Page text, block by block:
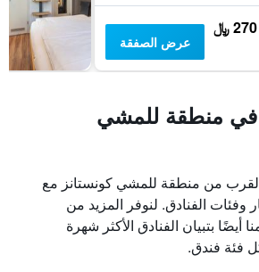
270 ﷼
عرض الصفقة
في منطقة للمشي
بالقرب من منطقة للمشي كونستانز مع
وفئات الفنادق. لنوفر المزيد من
أيضًا بتبيان الفنادق الأكثر شهرة
فئة فندق.